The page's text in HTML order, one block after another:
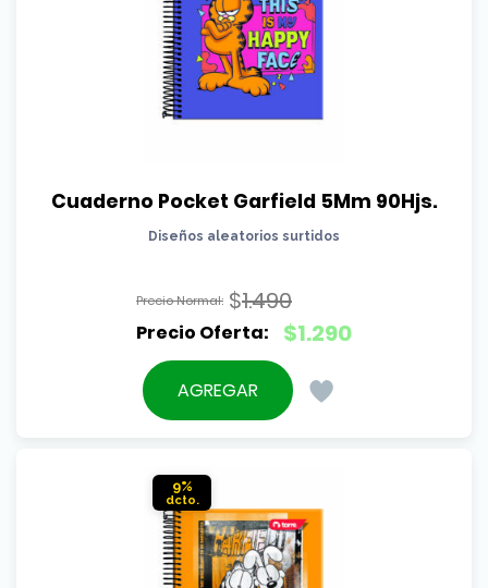
Cuaderno Pocket Garfield 5Mm 90Hjs.
Diseños aleatorios surtidos
$1.490
El
precio
original
$1.290
El
precio
actual
AGREGAR
9%